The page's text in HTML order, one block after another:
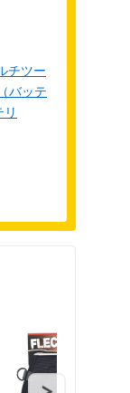
チツー
バッテ